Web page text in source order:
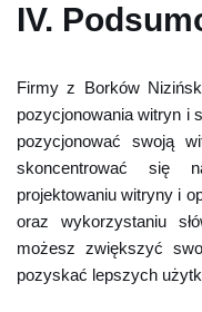
IV.
Firmy z Borków
pozycjonowania witryn i
pozycjonować swoją
skoncentrować się
projektowaniu witryny i
oraz wykorzystaniu
możesz zwiększyć
pozyskać lepszych